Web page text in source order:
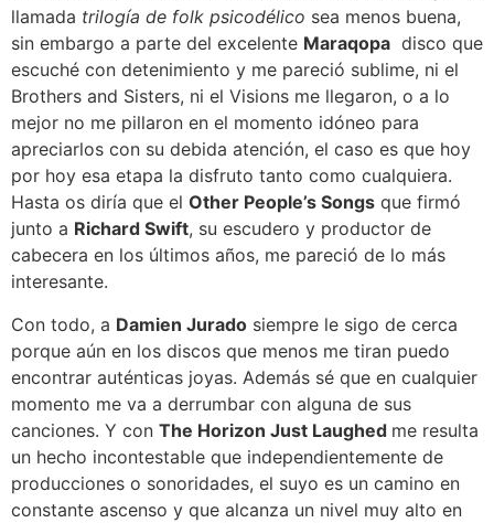
llamada trilogía de folk psicodélico sea menos buena,
sin embargo a parte del excelente Maraqopa disco que
escuché con detenimiento y me pareció sublime, ni el
Brothers and Sisters, ni el Visions me llegaron, o a lo
mejor no me pillaron en el momento idóneo para
apreciarlos con su debida atención, el caso es que hoy
por hoy esa etapa la disfruto tanto como cualquiera.
Hasta os diría que el Other People’s Songs que firmó
junto a Richard Swift, su escudero y productor de
cabecera en los últimos años, me pareció de lo más
interesante.
Con todo, a Damien Jurado siempre le sigo de cerca
porque aún en los discos que menos me tiran puedo
encontrar auténticas joyas. Además sé que en cualquier
momento me va a derrumbar con alguna de sus
canciones. Y con The Horizon Just Laughed me resulta
un hecho incontestable que independientemente de
producciones o sonoridades, el suyo es un camino en
constante ascenso y que alcanza un nivel muy alto en